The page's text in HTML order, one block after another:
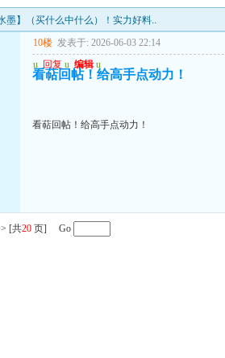
墨】（买什么中什么）！实力好料..
10楼 发表于: 2026-06-03 22:14
u 回复 u 编辑 u
看萜回帖！给高手点动力！
看萜回帖！给高手点动力！
[共20 页] Go